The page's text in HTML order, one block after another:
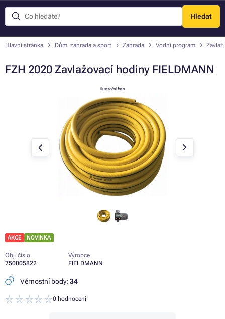
Hledat
Menu
Hlavní stránka Dům, zahrada a sport Zahrada Vodní program
FZH 2020 Zavlažovací hodiny FIELDMANN
ilustrační foto
AKCE NOVINKA
Obj. číslo
750005822
Výrobce
FIELDMANN
Věrnostní body: 34
0 hodnocení